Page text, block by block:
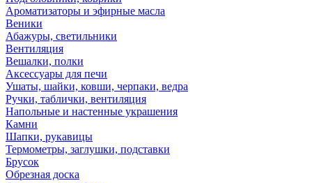
Ароматизаторы и эфирные масла
Веники
Абажуры, светильники
Вентиляция
Вешалки, полки
Аксессуары для печи
Ушаты, шайки, ковши, черпаки, ведра
Ручки, таблички, вентиляция
Напольные и настенные украшения
Камни
Шапки, рукавицы
Термометры, заглушки, подставки
Брусок
Обрезная доска